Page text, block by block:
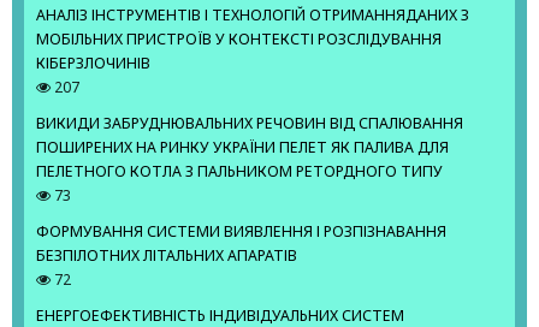
АНАЛІЗ ІНСТРУМЕНТІВ І ТЕХНОЛОГІЙ ОТРИМАННЯДАНИХ З
МОБІЛЬНИХ ПРИСТРОЇВ У КОНТЕКСТІ РОЗСЛІДУВАННЯ
КІБЕРЗЛОЧИНІВ
207
ВИКИДИ ЗАБРУДНЮВАЛЬНИХ РЕЧОВИН ВІД СПАЛЮВАННЯ
ПОШИРЕНИХ НА РИНКУ УКРАЇНИ ПЕЛЕТ ЯК ПАЛИВА ДЛЯ
ПЕЛЕТНОГО КОТЛА З ПАЛЬНИКОМ РЕТОРДНОГО ТИПУ
73
ФОРМУВАННЯ СИСТЕМИ ВИЯВЛЕННЯ І РОЗПІЗНАВАННЯ
БЕЗПІЛОТНИХ ЛІТАЛЬНИХ АПАРАТІВ
72
ЕНЕРГОЕФЕКТИВНІСТЬ ІНДИВІДУАЛЬНИХ СИСТЕМ